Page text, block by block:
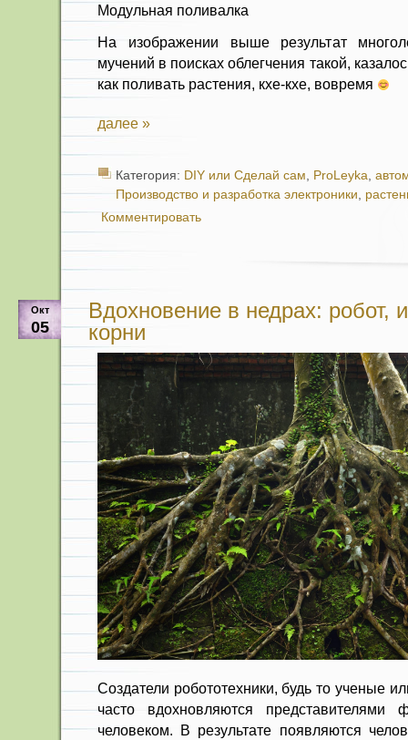
Модульная поливалка
На изображении выше результат
мучений в поисках облегчения такой,
как поливать растения, кхе-кхе, вовремя
далее »
Категория: DIY или Сделай сам, ProLeyka,
Производство и разработка электроники,
Комментировать
Окт
05
Вдохновение в недрах: робот,
корни
Создатели робототехники, будь то ученые
часто вдохновляются
человеком. В результате появляются